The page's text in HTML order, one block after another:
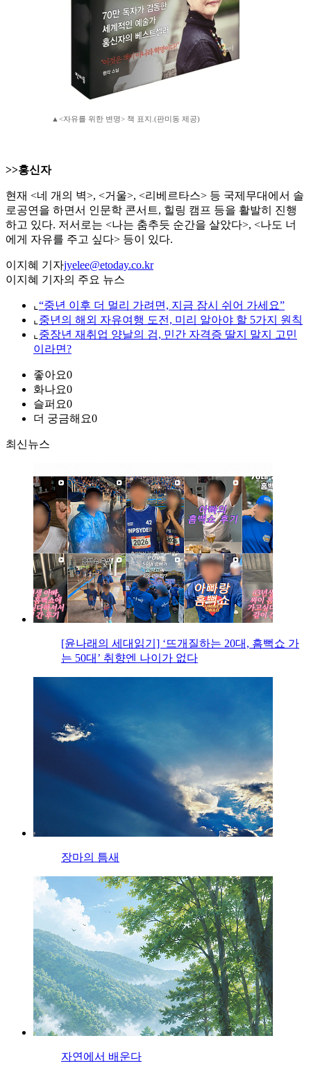
▲<자유를 위한 변명> 책 표지.(판미동 제공)
>>홍신자
현재 <네 개의 벽>, <거울>, <리베르타스> 등 국제무대에서 솔
로공연을 하면서 인문학 콘서트, 힐링 캠프 등을 활발히 진행
하고 있다. 저서로는 <나는 춤추듯 순간을 살았다>, <나도 너
에게 자유를 주고 싶다> 등이 있다.
이지혜 기자jyelee@etoday.co.kr
이지혜 기자의 주요 뉴스
⌞ “중년 이후 더 멀리 가려면, 지금 잠시 쉬어 가세요”
⌞ 중년의 해외 자유여행 도전, 미리 알아야 할 5가지 원칙
⌞ 중장년 재취업 양날의 검, 민간 자격증 딸지 말지 고민
이라면?
좋아요0
화나요0
슬퍼요0
더 궁금해요0
최신뉴스
[윤나래의 세대읽기] ‘뜨개질하는 20대, 흠뻑쇼 가
는 50대’ 취향엔 나이가 없다
장마의 틈새
자연에서 배운다